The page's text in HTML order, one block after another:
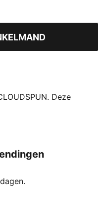
Deze
van ultrazachte
voor onbeperkte
is gemaakt voor
droog blijft tijdens de
je tijdens het sporten